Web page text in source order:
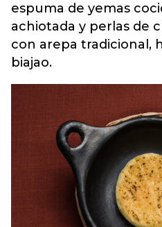
espuma de yemas
achiotada y perlas de
con arepa tradicional,
biajao.